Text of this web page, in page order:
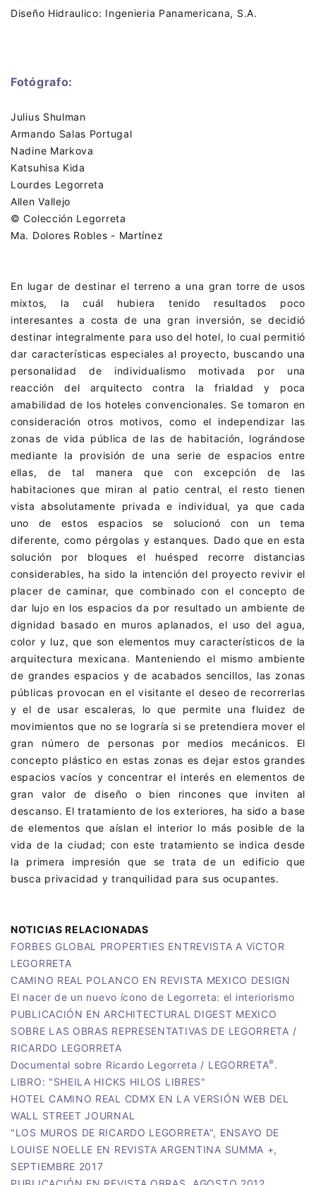
Diseño Hidraulico: Ingenieria Panamericana, S.A.
Fotógrafo:
Julius Shulman
Armando Salas Portugal
Nadine Markova
Katsuhisa Kida
Lourdes Legorreta
Allen Vallejo
​© Colección Legorreta
Ma. Dolores Robles - Martínez
En lugar de destinar el terreno a una gran torre de usos
mixtos, la cuál hubiera tenido resultados poco
interesantes a costa de una gran inversión, se decidió
destinar integralmente para uso del hotel, lo cual permitió
dar características especiales al proyecto, buscando una
personalidad de individualismo motivada por una
reacción del arquitecto contra la frialdad y poca
amabilidad de los hoteles convencionales. Se tomaron en
consideración otros motivos, como el independizar las
zonas de vida pública de las de habitación, lográndose
mediante la provisión de una serie de espacios entre
ellas, de tal manera que con excepción de las
habitaciones que miran al patio central, el resto tienen
vista absolutamente privada e individual, ya que cada
uno de estos espacios se solucionó con un tema
diferente, como pérgolas y estanques. Dado que en esta
solución por bloques el huésped recorre distancias
considerables, ha sido la intención del proyecto revivir el
placer de caminar, que combinado con el concepto de
dar lujo en los espacios da por resultado un ambiente de
dignidad basado en muros aplanados, el uso del agua,
color y luz, que son elementos muy característicos de la
arquitectura mexicana. Manteniendo el mismo ambiente
de grandes espacios y de acabados sencillos, las zonas
públicas provocan en el visitante el deseo de recorrerlas
y el de usar escaleras, lo que permite una fluidez de
movimientos que no se lograría si se pretendiera mover el
gran número de personas por medios mecánicos. El
concepto plástico en estas zonas es dejar estos grandes
espacios vacíos y concentrar el interés en elementos de
gran valor de diseño o bien rincones que inviten al
descanso. El tratamiento de los exteriores, ha sido a base
de elementos que aíslan el interior lo más posible de la
vida de la ciudad; con este tratamiento se indica desde
la primera impresión que se trata de un edificio que
busca privacidad y tranquilidad para sus ocupantes.
NOTICIAS RELACIONADAS
FORBES GLOBAL PROPERTIES ENTREVISTA A VíCTOR
LEGORRETA
CAMINO REAL POLANCO EN REVISTA MEXICO DESIGN
El nacer de un nuevo ícono de Legorreta: el interiorismo
PUBLICACIÓN EN ARCHITECTURAL DIGEST MEXICO
SOBRE LAS OBRAS REPRESENTATIVAS DE LEGORRETA /
RICARDO LEGORRETA
Documental sobre Ricardo Legorreta / LEGORRETA®.
LIBRO: "SHEILA HICKS HILOS LIBRES"
HOTEL CAMINO REAL CDMX EN LA VERSIÓN WEB DEL
WALL STREET JOURNAL
"LOS MUROS DE RICARDO LEGORRETA", ENSAYO DE
LOUISE NOELLE EN REVISTA ARGENTINA SUMMA +,
SEPTIEMBRE 2017